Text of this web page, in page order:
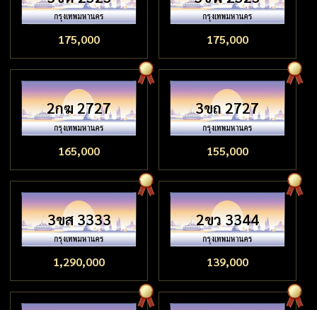
175,000 175,000
2กฆ 2727
165,000
3ขถ 2727
155,000
3ขส 3333
1,290,000
2ขว 3344
139,000